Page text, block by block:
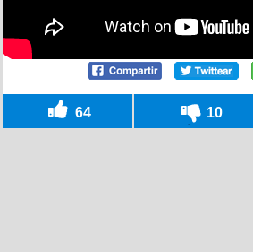
64 10